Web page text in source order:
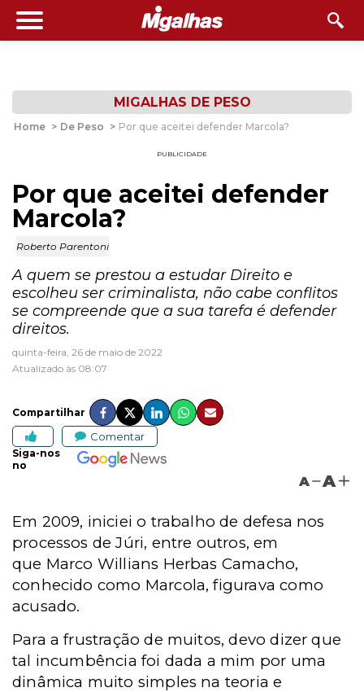
MIGALHAS DE PESO
Home > De Peso > Por que aceitei defender Marcola?
PUBLICIDADE
Por que aceitei defender
Marcola?
Roberto Parentoni
A quem se prestou a estudar Direito e
escolheu ser criminalista, não cabe conflitos
se compreende que a sua tarefa é defender
direitos.
quinta-feira, 26 de maio de 2022
Atualizado às 08:07
Compartilhar
Comentar
Siga-nos
no
A A
Em 2009, iniciei o trabalho de defesa nos
processos de Júri, entre outros, em
que Marco Willians Herbas Camacho,
conhecido como Marcola, figurava como
acusado.
Para a frustração de muitos, devo dizer que
tal incumbência foi dada a mim por uma
dinâmica muito simples na teoria e